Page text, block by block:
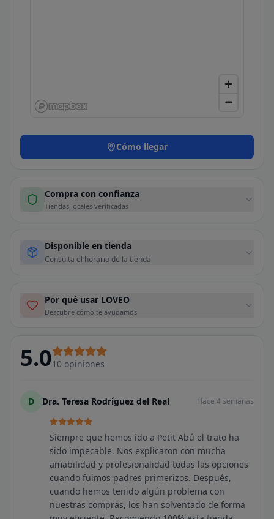
Cómo llegar
Compra con confianza
Tiendas locales verificadas
Disponible en tienda
Consulta el horario de la tienda
Por qué usar LOVEO
Descubre cómo te ayudamos
5.010 opiniones
D Dra. Teresa Rodríguez del Real Hace 4 semanas
Siempre que hemos ido a Petit Abú el trato ha
sido impecable. Nos explicaron con mucha
amabilidad y profesionalidad todas las opciones
cuando fuimos padres primerizos. Después,
cuando hemos tenido algún problema con
nuestras compras, los han solventado de forma